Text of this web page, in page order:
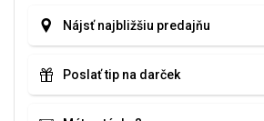
Nájsť najbližšiu predajňu
Poslať tip na darček